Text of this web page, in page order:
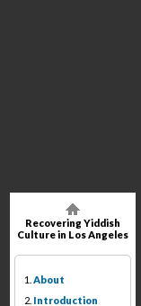
Recovering Yiddish
Culture in Los Angeles
1. About
2. Introduction